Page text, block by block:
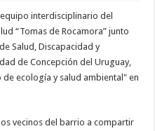
interdisciplinario del
“Tomas de Rocamora” junto
Salud, Discapacidad y
de Concepción del Uruguay,
ecología y salud ambiental" en
vecinos del barrio a compartir